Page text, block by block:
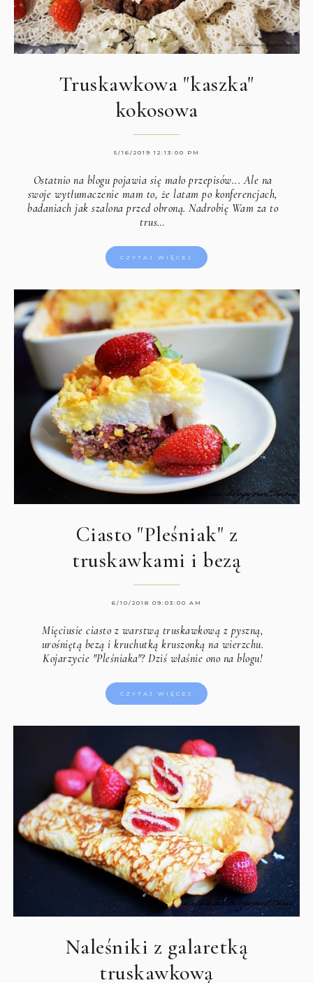
Truskawkowa "kaszka"
kokosowa
5/16/2019 12:13:00 PM
Ostatnio na blogu pojawia się mało przepisów... Ale na
swoje wytłumaczenie mam to, że latam po konferencjach,
badaniach jak szalona przed obroną. Nadrobię Wam za to
trus…
CZYTAJ WIĘCEJ
Ciasto "Pleśniak" z
truskawkami i bezą
6/10/2018 09:03:00 AM
Mięciusie ciasto z warstwą truskawkową z pyszną,
urośniętą bezą i kruchutką kruszonką na wierzchu.
Kojarzycie "Pleśniaka"? Dziś właśnie ono na blogu!
CZYTAJ WIĘCEJ
Naleśniki z galaretką
truskawkową